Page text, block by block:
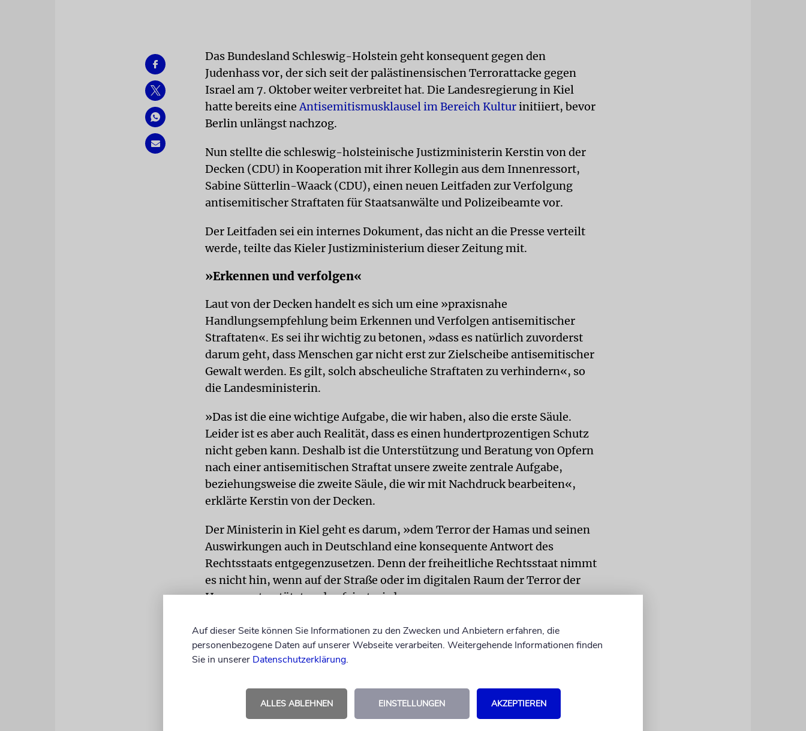
Das Bundesland Schleswig-Holstein geht konsequent gegen den
Judenhass vor, der sich seit der palästinensischen Terrorattacke gegen
Israel am 7. Oktober weiter verbreitet hat. Die Landesregierung in Kiel
hatte bereits eineAntisemitismusklausel im Bereich Kulturinitiiert, bevor
Berlin unlängst nachzog.
Nun stellte die schleswig-holsteinische Justizministerin Kerstin von der
Decken (CDU) in Kooperation mit ihrer Kollegin aus dem Innenressort,
Sabine Sütterlin-Waack (CDU), einen neuen Leitfaden zur Verfolgung
antisemitischer Straftaten für Staatsanwälte und Polizeibeamte vor.
Der Leitfaden sei ein internes Dokument, das nicht an die Presse verteilt
werde, teilte das Kieler Justizministerium dieser Zeitung mit.
»Erkennen und verfolgen«
Laut von der Decken handelt es sich um eine »praxisnahe
Handlungsempfehlung beim Erkennen und Verfolgen antisemitischer
Straftaten«. Es sei ihr wichtig zu betonen, »dass es natürlich zuvorderst
darum geht, dass Menschen gar nicht erst zur Zielscheibe antisemitischer
Gewalt werden. Es gilt, solch abscheuliche Straftaten zu verhindern«, so
die Landesministerin.
»Das ist die eine wichtige Aufgabe, die wir haben, also die erste Säule.
Leider ist es aber auch Realität, dass es einen hundertprozentigen Schutz
nicht geben kann. Deshalb ist die Unterstützung und Beratung von Opfern
nach einer antisemitischen Straftat unsere zweite zentrale Aufgabe,
beziehungsweise die zweite Säule, die wir mit Nachdruck bearbeiten«,
erklärte Kerstin von der Decken.
Der Ministerin in Kiel geht es darum, »dem Terror der Hamas und seinen
Auswirkungen auch in Deutschland eine konsequente Antwort des
Rechtsstaats entgegenzusetzen. Denn der freiheitliche Rechtsstaat nimmt
es nicht hin, wenn auf der Straße oder im digitalen Raum der Terror der
Hamas unterstützt und gefeiert wird.«
Änderungen des Staatsangehörigkeitsrechts
Von der Decken kündigte an, Schleswig-Holstein werde gemeinsam mit
Entschließungsantrag werben. Der Titel: »Antisemitismus effektiv
bekämpfen - Existenzrecht Israels schützen«. Ziel sei es, den
Straftatbestand der Volksverhetzung so zu erweitern, dass er ein
Auf dieser Seite können Sie Informationen zu den Zwecken und Anbietern erfahren, die
personenbezogene Daten auf unserer Webseite verarbeiten. Weitergehende Informationen finden
Sie in unserer Datenschutzerklärung.
ALLES ABLEHNEN EINSTELLUNGEN AKZEPTIEREN